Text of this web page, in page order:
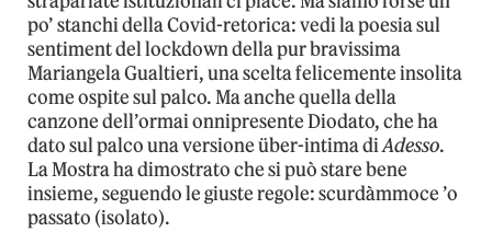
po’ stanchi della Covid-retorica: vedi la poesia sul
sentiment del lockdown della pur bravissima
Mariangela Gualtieri, una scelta felicemente insolita
come ospite sul palco. Ma anche quella della
canzone dell’ormai onnipresente Diodato, che ha
dato sul palco una versione über-intima diAdesso.
La Mostra ha dimostrato che si può stare bene
insieme, seguendo le giuste regole: scurdàmmoce ’o
passato (isolato).